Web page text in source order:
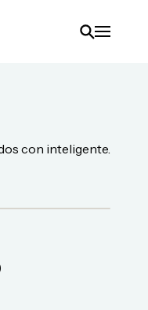
con inteligente.